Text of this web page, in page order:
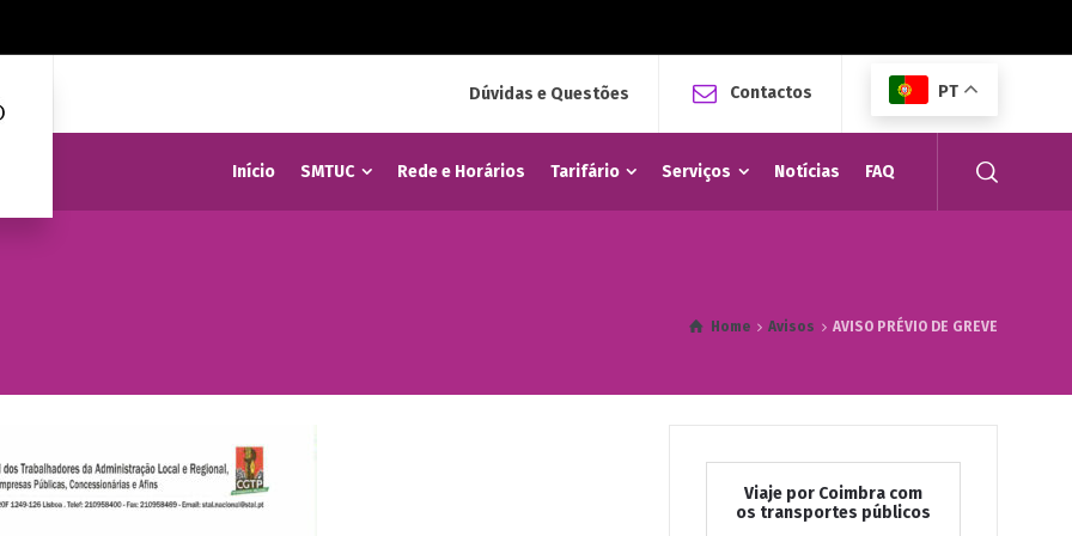
Dúvidas e Questões Contactos PT
Início SMTUC Rede e Horários Tarifário Serviços Notícias FAQ
Home Avisos AVISO PRÉVIO DE GREVE
Viaje por Coimbra com
os transportes públicos